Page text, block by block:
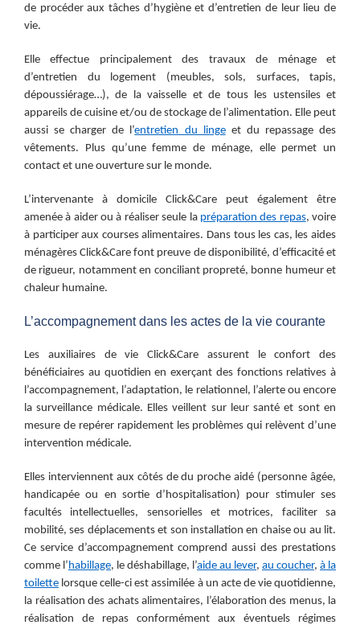
de procéder aux tâches d’hygiène et d’entretien de leur lieu de
vie.
Elle effectue principalement des travaux de ménage et
d’entretien du logement (meubles, sols, surfaces, tapis,
dépoussiérage…), de la vaisselle et de tous les ustensiles et
appareils de cuisine et/ou de stockage de l’alimentation. Elle peut
aussi se charger de l’entretien du linge etdu repassage des
vêtements. Plus qu’une femme de ménage, elle permet un
contact et une ouverture sur le monde.
L’intervenante à domicile Click&Care peut également être
amenée à aider ou à réaliser seule la préparation des repas, voire
à participer aux courses alimentaires. Dans tous les cas, les aides
ménagèresClick&Care font preuve de disponibilité, d’efficacité et
de rigueur, notamment en conciliant propreté, bonne humeur et
chaleur humaine.
L’accompagnement dans les actes de la vie courante
Les auxiliaires de vie Click&Care assurent le confort des
bénéficiaires au quotidien en exerçant des fonctions relatives à
l’accompagnement, l’adaptation, le relationnel, l’alerte ou encore
la surveillance médicale. Elles veillent sur leur santé et sont en
mesure de repérer rapidement les problèmes qui relèvent d’une
intervention médicale.
Elles interviennent aux côtés de du proche aidé (personne âgée,
handicapée ou en sortie d’hospitalisation) pour stimuler ses
facultés intellectuelles, sensorielles et motrices, faciliter sa
mobilité, ses déplacements et son installation en chaise ou au lit.
Ce service d’accompagnement comprend aussi des prestations
comme l’ habillage, le déshabillage, l’aide au lever, au coucher, à la
toilette lorsque celle-ci est assimilée à un acte de vie quotidienne,
la réalisation des achats alimentaires, l’élaboration des menus, la
réalisation de repas conformément aux éventuels régimes